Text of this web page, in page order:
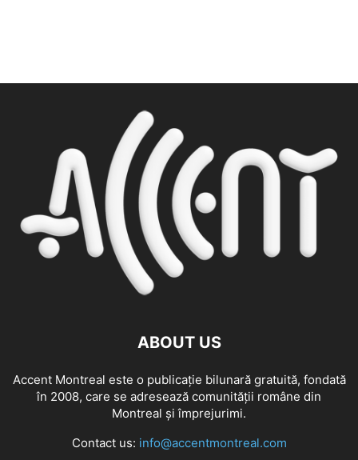
ABOUT US
Accent Montreal este o publicație bilunară gratuită, fondată
în 2008, care se adresează comunităţii române din
Montreal şi împrejurimi.
Contact us: info@accentmontreal.com